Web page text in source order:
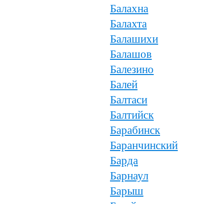
Балахна
Балахта
Балашихи
Балашов
Балезино
Балей
Балтаси
Балтийск
Барабинск
Баранчинский
Барда
Барнаул
Барыш